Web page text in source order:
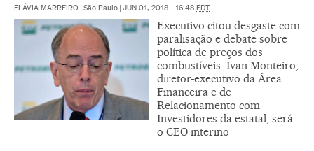
FLÁVIA MARREIRO São Paulo JUN 01, 2018 - 16:48 EDT
Executivo citou desgaste com
paralisação e debate sobre
política de preços dos
combustíveis. Ivan Monteiro,
diretor-executivo da Área
Financeira e de
Relacionamento com
Investidores da estatal, será
o CEO interino